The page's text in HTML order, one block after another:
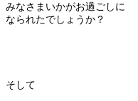
みなさまいかがお過ごしに
なられたでしょうか？
そして